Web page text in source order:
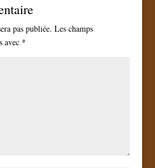
pas publiée. Les champs
avec *